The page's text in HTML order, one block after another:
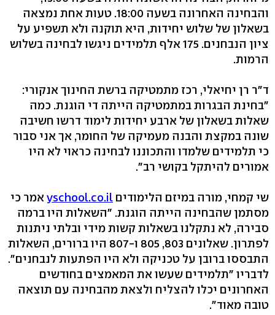
והבחינה האחרונה בשעה 18:00. טעות אחת נמצאה
בשאלון של שלוש יחידות, היא תוקנה ולא תשפיע על
ציון הנבחנים. 175 אלף תלמידים ניגשו לבחינה בשלוש
הרמות.
ד״ר רן יחיאלי, רכז מתמטיקה ברשת החינוך אנקורי:
"בחינת הבגרות במתמטיקה הייתה די הוגנת. כמה
שאלות בשאלון של ארבע יחידות לימוד דרשו חשיבה
שונה במקצת והבנה מעמיקה של החומר, אך אני סבור
כי תלמידים שלמדו והתכוננו לבחינה כראוי לא היו
אמורים להיתקל בקושי רב".
שי קמחי, מורה במיזם הלימודים yschool.co.ilאמר כי
מסתמן שהבחינה הייתה הוגנת. "השאלות היו ברמה
סבירה, לא נתקלנו בשאלות קשות מידי ובלתי ניתנות
לפתרון. שאלונים 803, 805 ו-807 היו ברורים, השאלות
התבססו ברובן על טכניקה ולא היו הפתעות לנבחנים".
לדבריו "תלמידים שעשו את המאמצים בחודשים
האחרונים יכלו להצליח ולצאת מהבחינה עם תוצאה
טובה מאוד".